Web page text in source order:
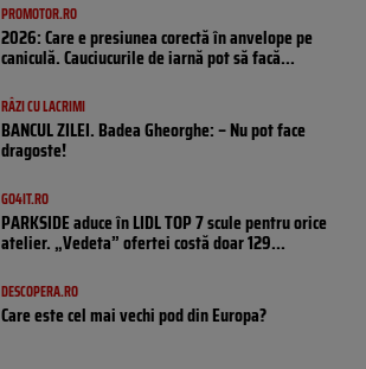
PROMOTOR.RO
2026: Care e presiunea corectă în anvelope pe
caniculă. Cauciucurile de iarnă pot să facă...
RÂZI CU LACRIMI
BANCUL ZILEI. Badea Gheorghe: – Nu pot face
dragoste!
GO4IT.RO
PARKSIDE aduce în LIDL TOP 7 scule pentru orice
atelier. „Vedeta” ofertei costă doar 129...
DESCOPERA.RO
Care este cel mai vechi pod din Europa?